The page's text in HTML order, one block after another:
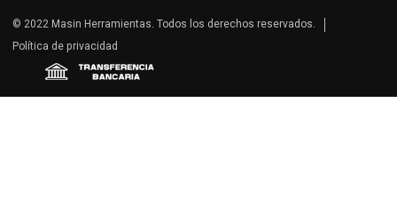
© 2022 Masin Herramientas. Todos los derechos reservados.
Política de privacidad